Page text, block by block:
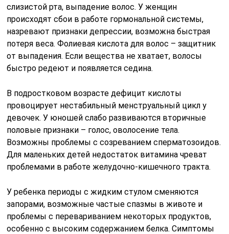
слизистой рта, выпадение волос. У женщин
происходят сбои в работе гормональной системы,
назревают признаки депрессии, возможна быстрая
потеря веса. Фолиевая кислота для волос – защитник
от выпадения. Если вещества не хватает, волосы
быстро редеют и появляется седина.
В подростковом возрасте дефицит кислоты
провоцирует нестабильный менструальный цикл у
девочек. У юношей слабо развиваются вторичные
половые признаки – голос, оволосение тела.
Возможны проблемы с созреванием сперматозоидов.
Для маленьких детей недостаток витамина чреват
проблемами в работе желудочно-кишечного тракта.
У ребенка периоды с жидким стулом сменяются
запорами, возможные частые спазмы в животе и
проблемы с перевариванием некоторых продуктов,
особенно с высоким содержанием белка. Симптомы